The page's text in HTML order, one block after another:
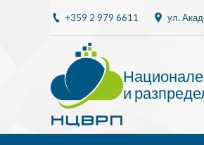
+359 2 979 6611 ул.
и
Начало